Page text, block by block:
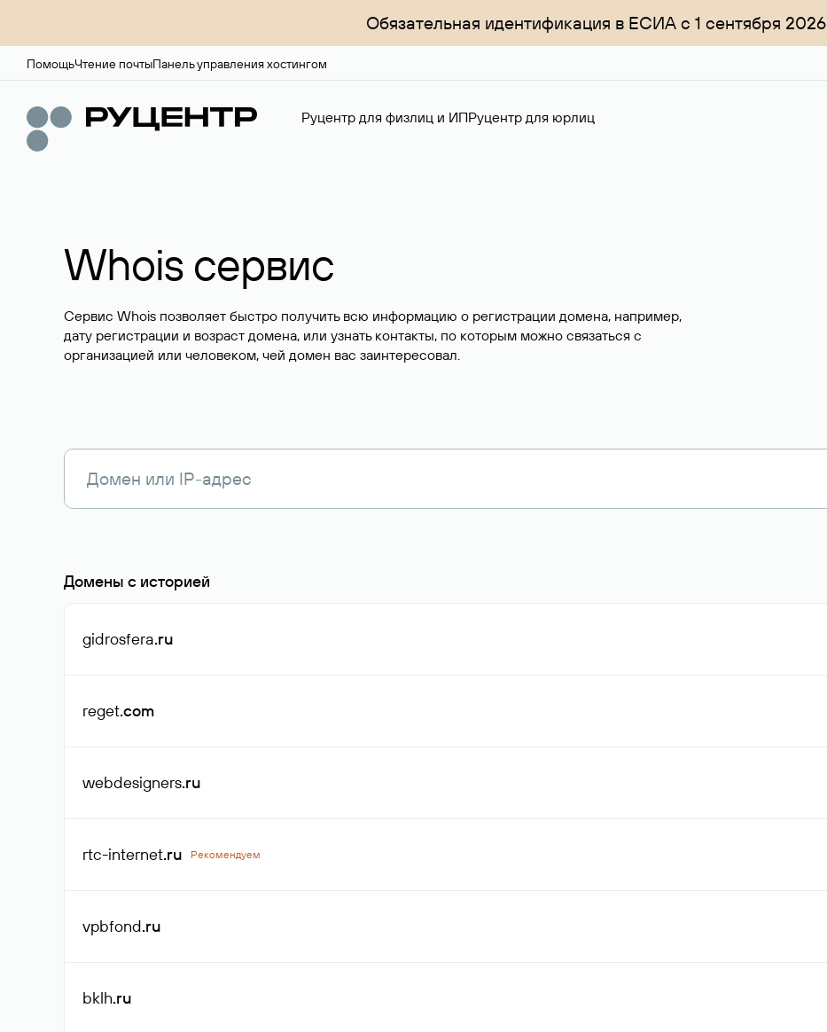
Обязательная идентификация в ЕСИА с 1 сентября 2026
ПомощьЧтение почтыПанель управления хостингом
Руцентр для физлиц и ИПРуцентр для юрлиц
Whois сервис
Сервис Whois позволяет быстро получить всю информацию о регистрации домена, например,
дату регистрации и возраст домена, или узнать контакты, по которым можно связаться с
организацией или человеком, чей домен вас заинтересовал.
Домены с историей
gidrosfera.ru
reget.com
webdesigners.ru
rtc-internet.ru Рекомендуем
vpbfond.ru
bklh.ru